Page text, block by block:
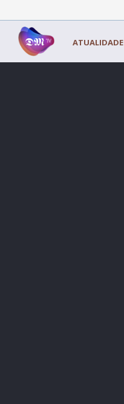
ATUALIDADE